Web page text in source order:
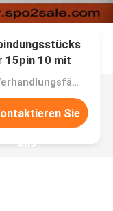
15pin 10 mit
Preis：Verhandlungsfähig
Sie
uns